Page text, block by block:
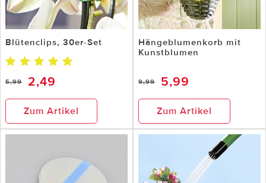
Blütenclips, 30er-Set
5,99 2,49
Zum Artikel
Hängeblumenkorb mit
Kunstblumen
9,99 5,99
Zum Artikel